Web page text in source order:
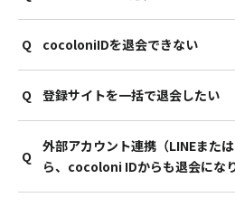
忘れた方はこちら」から「パスワー
クセスいただき、ご登録のログイン
て「メールアドレスを送信」ボタンを
パスワードの再設定メールが送信さ
載の内容をご確認いただき、パスワ
cocoloni IDにご登録時のID（メール
でログイン後、ページ中ごろ「退会
会操作してください。
Q
cocoloniIDを退会できない
連携登録しているサイトがある場合
きません。
登録しているサイトをすべて退会後
をしてください。
Q
登録サイトを一括で退会したい
連携登録したサイトを一括で退会す
登録している各サイトにアクセスい
Q
外部アカウント連携（LINEまた
ら、cocoloni IDからも退会にな